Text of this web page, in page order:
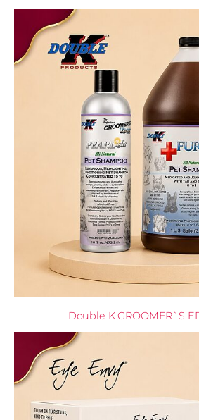
Double K GROOMER`S